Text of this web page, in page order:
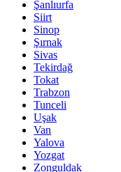
Şanlıurfa
Siirt
Sinop
Şırnak
Sivas
Tekirdağ
Tokat
Trabzon
Tunceli
Uşak
Van
Yalova
Yozgat
Zonguldak